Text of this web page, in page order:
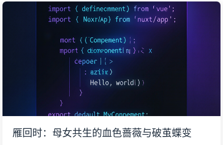
雁回时：母女共生的血色蔷薇与破茧蝶变